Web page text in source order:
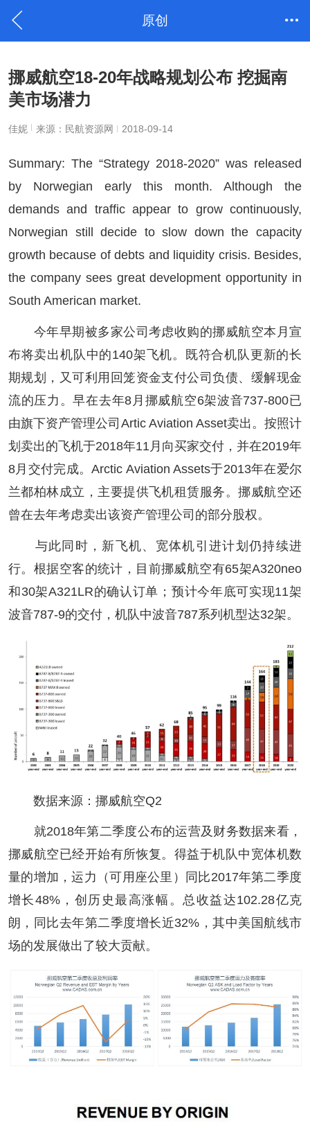
原创
挪威航空18-20年战略规划公布 挖掘南
美市场潜力
佳妮 来源：民航资源网 2018-09-14
Summary: The “Strategy 2018-2020” was released
by Norwegian early this month. Although the
demands and traffic appear to grow continuously,
Norwegian still decide to slow down the capacity
growth because of debts and liquidity crisis. Besides,
the company sees great development opportunity in
South American market.
今年早期被多家公司考虑收购的挪威航空本月宣
布将卖出机队中的140架飞机。既符合机队更新的长
期规划，又可利用回笼资金支付公司负债、缓解现金
流的压力。早在去年8月挪威航空6架波音737-800已
由旗下资产管理公司Artic Aviation Asset卖出。按照计
划卖出的飞机于2018年11月向买家交付，并在2019年
8月交付完成。Arctic Aviation Assets于2013年在爱尔
兰都柏林成立，主要提供飞机租赁服务。挪威航空还
曾在去年考虑卖出该资产管理公司的部分股权。
与此同时，新飞机、宽体机引进计划仍持续进
行。根据空客的统计，目前挪威航空有65架A320neo
和30架A321LR的确认订单；预计今年底可实现11架
波音787-9的交付，机队中波音787系列机型达32架。
数据来源：挪威航空Q2
就2018年第二季度公布的运营及财务数据来看，
挪威航空已经开始有所恢复。得益于机队中宽体机数
量的增加，运力（可用座公里）同比2017年第二季度
增长48%，创历史最高涨幅。总收益达102.28亿克
朗，同比去年第二季度增长近32%，其中美国航线市
场的发展做出了较大贡献。